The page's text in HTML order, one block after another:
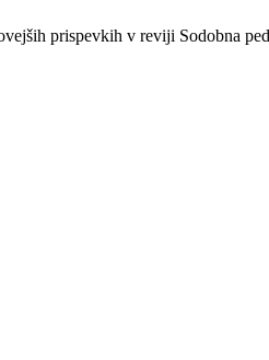
prispevkih v reviji Sodobna